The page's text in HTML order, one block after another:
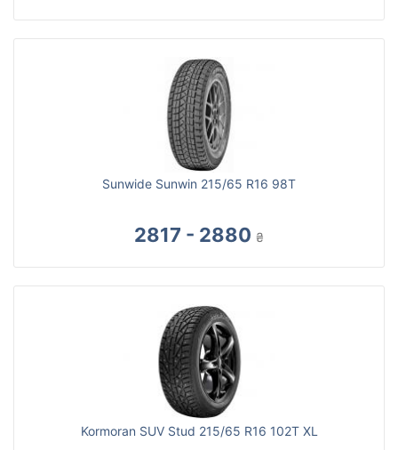
Sunwide Sunwin 215/65 R16 98T
2817 - 2880 ₴
Kormoran SUV Stud 215/65 R16 102T XL